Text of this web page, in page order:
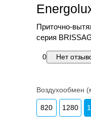
Приточно-
серия
0 Нет
Воздухообмен
820 1280